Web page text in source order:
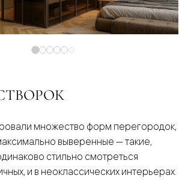
множество форм перегородок,
выверенные — такие,
стильно смотреться
и в неоклассических интерьерах.